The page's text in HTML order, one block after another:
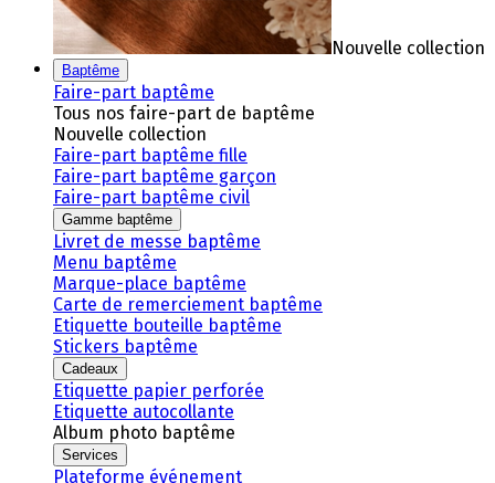
Nouvelle collection
Baptême
Faire-part baptême
Tous nos faire-part de baptême
Nouvelle collection
Faire-part baptême fille
Faire-part baptême garçon
Faire-part baptême civil
Gamme baptême
Livret de messe baptême
Menu baptême
Marque-place baptême
Carte de remerciement baptême
Etiquette bouteille baptême
Stickers baptême
Cadeaux
Etiquette papier perforée
Etiquette autocollante
Album photo baptême
Services
Plateforme événement